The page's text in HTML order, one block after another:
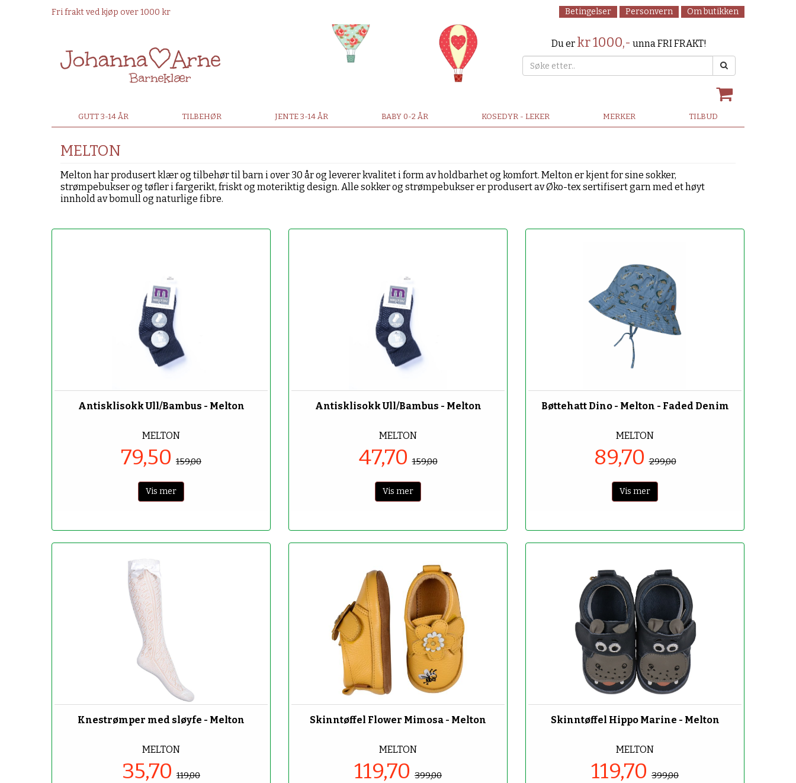
Fri frakt ved kjøp over 1000 kr Betingelser Personvern Om butikken
Du er kr 1000,- unna FRI FRAKT!
GUTT 3-14 ÅR TILBEHØR JENTE 3-14 ÅR BABY 0-2 ÅR KOSEDYR - LEKER MERKER TILBUD
MELTON
Melton har produsert klær og tilbehør til barn i over 30 år og leverer kvalitet i form av holdbarhet og komfort. Melton er kjent for sine sokker,
strømpebukser og tøfler i fargerikt, friskt og moteriktig design. Alle sokker og strømpebukser er produsert av Øko-tex sertifisert garn med et høyt
innhold av bomull og naturlige fibre.
Antisklisokk Ull/Bambus - Melton
MELTON
79,50 159,00
Vis mer
Antisklisokk Ull/Bambus - Melton
MELTON
47,70159,00
Vis mer
Bøttehatt Dino - Melton - Faded Denim
MELTON
89,70299,00
Vis mer
-70%
Knestrømper med sløyfe - Melton
MELTON
35,70 119,00
-70%
Skinntøffel Flower Mimosa - Melton
MELTON
119,70 399,00
Skinntøffel Hippo Marine - Melton
MELTON
119,70 399,00